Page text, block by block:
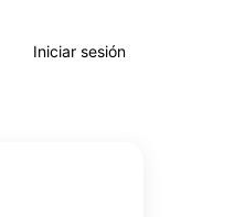
Iniciar sesión